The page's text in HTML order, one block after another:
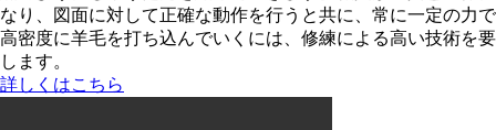
なり、図面に対して正確な動作を行うと共に、常に一定の力で
高密度に羊毛を打ち込んでいくには、修練による高い技術を要
します。
詳しくはこちら